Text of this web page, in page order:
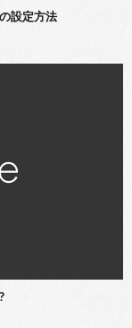
設定方法